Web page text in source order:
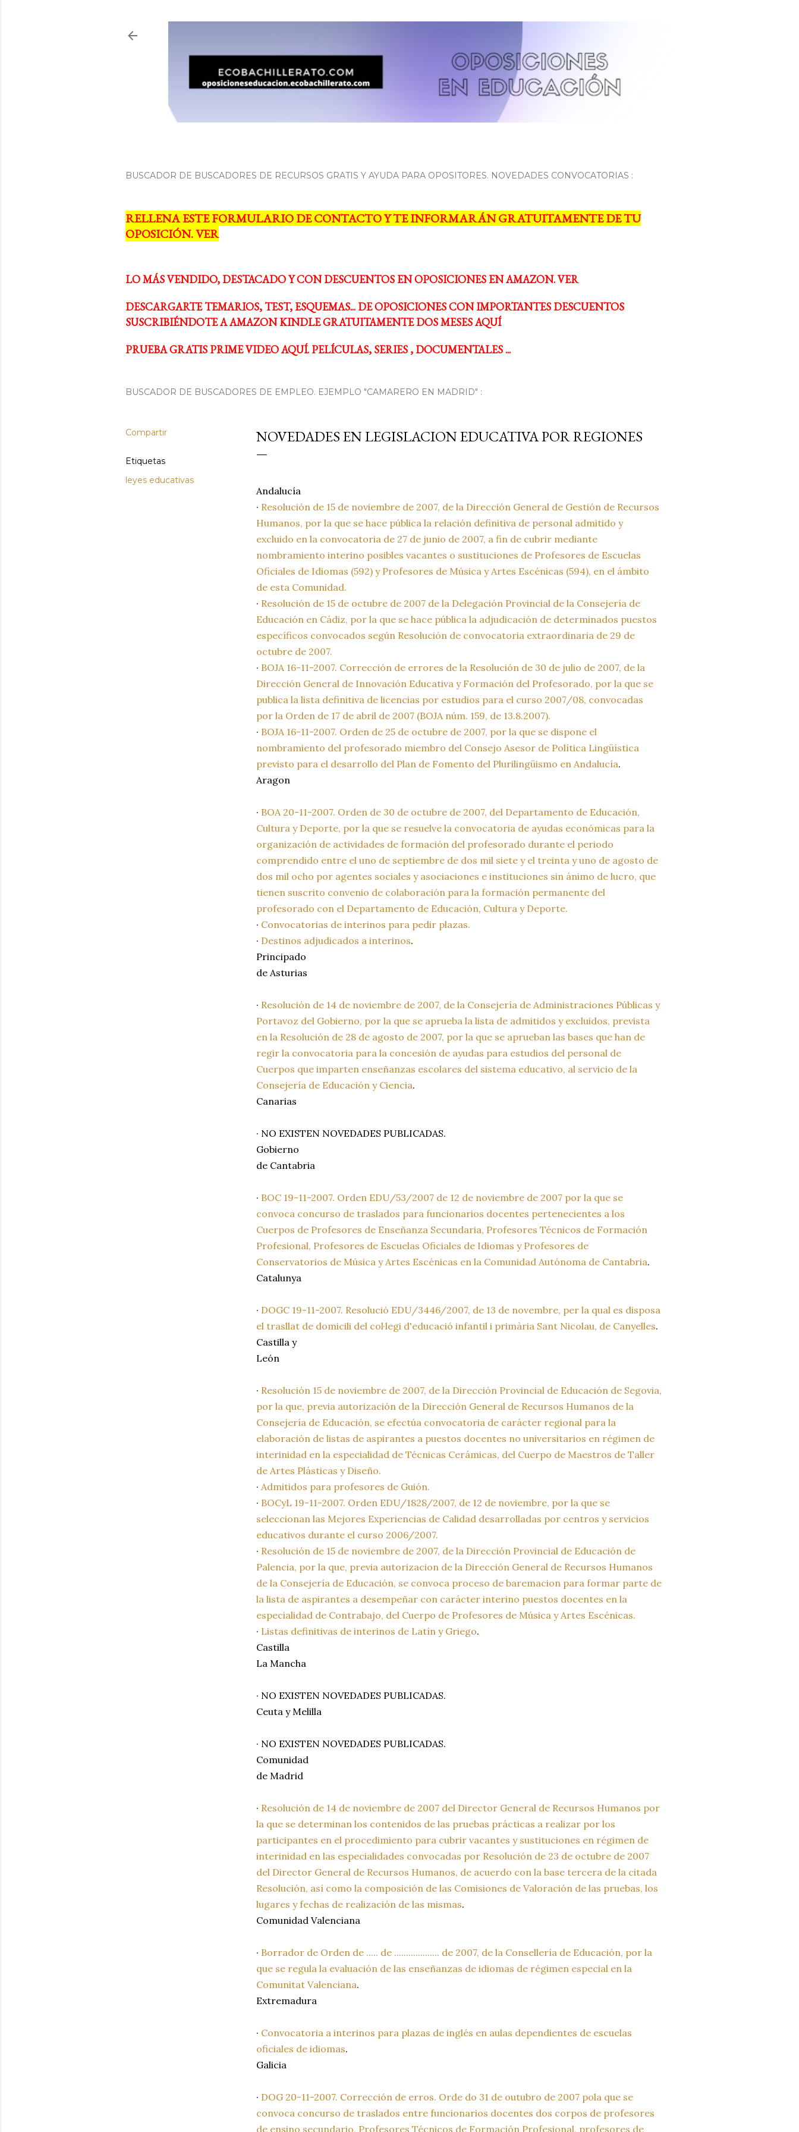
BUSCADOR DE BUSCADORES DE RECURSOS GRATIS Y AYUDA PARA OPOSITORES. NOVEDADES CONVOCATORIAS :
RELLENA ESTE FORMULARIO DE CONTACTO Y TE INFORMARÁN GRATUITAMENTE DE TU
OPOSICIÓN. VER
LO MÁS VENDIDO, DESTACADO Y CON DESCUENTOS EN OPOSICIONES EN AMAZON. VER
DESCARGARTE TEMARIOS, TEST, ESQUEMAS... DE OPOSICIONES CON IMPORTANTES DESCUENTOS
SUSCRIBIÉNDOTE A AMAZON KINDLE GRATUITAMENTE DOS MESES AQUÍ
PRUEBA GRATIS PRIME VIDEO AQUÍ. PELÍCULAS, SERIES , DOCUMENTALES ...
BUSCADOR DE BUSCADORES DE EMPLEO. EJEMPLO "CAMARERO EN MADRID" :
Compartir
Etiquetas
leyes educativas
NOVEDADES EN LEGISLACION EDUCATIVA POR REGIONES
Andalucía
· Resolución de 15 de noviembre de 2007, de la Dirección General de Gestión de Recursos
Humanos, por la que se hace pública la relación definitiva de personal admitido y
excluido en la convocatoria de 27 de junio de 2007, a fin de cubrir mediante
nombramiento interino posibles vacantes o sustituciones de Profesores de Escuelas
Oficiales de Idiomas (592) y Profesores de Música y Artes Escénicas (594), en el ámbito
de esta Comunidad.
· Resolución de 15 de octubre de 2007 de la Delegación Provincial de la Consejería de
Educación en Cádiz, por la que se hace pública la adjudicación de determinados puestos
específicos convocados según Resolución de convocatoria extraordinaria de 29 de
octubre de 2007.
· BOJA 16-11-2007. Corrección de errores de la Resolución de 30 de julio de 2007, de la
Dirección General de Innovación Educativa y Formación del Profesorado, por la que se
publica la lista definitiva de licencias por estudios para el curso 2007/08, convocadas
por la Orden de 17 de abril de 2007 (BOJA núm. 159, de 13.8.2007).
· BOJA 16-11-2007. Orden de 25 de octubre de 2007, por la que se dispone el
nombramiento del profesorado miembro del Consejo Asesor de Política Lingüística
previsto para el desarrollo del Plan de Fomento del Plurilingüismo en Andalucía.
Aragon
· BOA 20-11-2007. Orden de 30 de octubre de 2007, del Departamento de Educación,
Cultura y Deporte, por la que se resuelve la convocatoria de ayudas económicas para la
organización de actividades de formación del profesorado durante el periodo
comprendido entre el uno de septiembre de dos mil siete y el treinta y uno de agosto de
dos mil ocho por agentes sociales y asociaciones e instituciones sin ánimo de lucro, que
tienen suscrito convenio de colaboración para la formación permanente del
profesorado con el Departamento de Educación, Cultura y Deporte.
· Convocatorias de interinos para pedir plazas.
· Destinos adjudicados a interinos.
Principado
de Asturias
· Resolución de 14 de noviembre de 2007, de la Consejería de Administraciones Públicas y
Portavoz del Gobierno, por la que se aprueba la lista de admitidos y excluidos, prevista
en la Resolución de 28 de agosto de 2007, por la que se aprueban las bases que han de
regir la convocatoria para la concesión de ayudas para estudios del personal de
Cuerpos que imparten enseñanzas escolares del sistema educativo, al servicio de la
Consejería de Educación y Ciencia.
Canarias
· NO EXISTEN NOVEDADES PUBLICADAS.
Gobierno
de Cantabria
· BOC 19-11-2007. Orden EDU/53/2007 de 12 de noviembre de 2007 por la que se
convoca concurso de traslados para funcionarios docentes pertenecientes a los
Cuerpos de Profesores de Enseñanza Secundaria, Profesores Técnicos de Formación
Profesional, Profesores de Escuelas Oficiales de Idiomas y Profesores de
Conservatorios de Música y Artes Escénicas en la Comunidad Autónoma de Cantabria.
Catalunya
· DOGC 19-11-2007. Resolució EDU/3446/2007, de 13 de novembre, per la qual es disposa
el trasllat de domicili del col·legi d'educació infantil i primària Sant Nicolau, de Canyelles.
Castilla y
León
· Resolución 15 de noviembre de 2007, de la Dirección Provincial de Educación de Segovia,
por la que, previa autorización de la Dirección General de Recursos Humanos de la
Consejería de Educación, se efectúa convocatoria de carácter regional para la
elaboración de listas de aspirantes a puestos docentes no universitarios en régimen de
interinidad en la especialidad de Técnicas Cerámicas, del Cuerpo de Maestros de Taller
de Artes Plásticas y Diseño.
· Admitidos para profesores de Guión.
· BOCyL 19-11-2007. Orden EDU/1828/2007, de 12 de noviembre, por la que se
seleccionan las Mejores Experiencias de Calidad desarrolladas por centros y servicios
educativos durante el curso 2006/2007.
· Resolución de 15 de noviembre de 2007, de la Dirección Provincial de Educación de
Palencia, por la que, previa autorizacion de la Dirección General de Recursos Humanos
de la Consejería de Educación, se convoca proceso de baremacion para formar parte de
la lista de aspirantes a desempeñar con carácter interino puestos docentes en la
especialidad de Contrabajo, del Cuerpo de Profesores de Música y Artes Escénicas.
· Listas definitivas de interinos de Latín y Griego.
Castilla
La Mancha
· NO EXISTEN NOVEDADES PUBLICADAS.
Ceuta y Melilla
· NO EXISTEN NOVEDADES PUBLICADAS.
Comunidad
de Madrid
· Resolución de 14 de noviembre de 2007 del Director General de Recursos Humanos por
la que se determinan los contenidos de las pruebas prácticas a realizar por los
participantes en el procedimiento para cubrir vacantes y sustituciones en régimen de
interinidad en las especialidades convocadas por Resolución de 23 de octubre de 2007
del Director General de Recursos Humanos, de acuerdo con la base tercera de la citada
Resolución, así como la composición de las Comisiones de Valoración de las pruebas, los
lugares y fechas de realización de las mismas.
Comunidad Valenciana
· Borrador de Orden de ..... de ................... de 2007, de la Consellería de Educación, por la
que se regula la evaluación de las enseñanzas de idiomas de régimen especial en la
Comunitat Valenciana.
Extremadura
· Convocatoria a interinos para plazas de inglés en aulas dependientes de escuelas
oficiales de idiomas.
Galicia
· DOG 20-11-2007. Corrección de erros. Orde do 31 de outubro de 2007 pola que se
convoca concurso de traslados entre funcionarios docentes dos corpos de profesores
de ensino secundario, Profesores Técnicos de Formación Profesional, profesores de